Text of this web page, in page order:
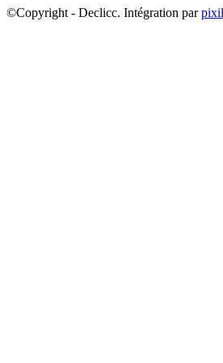
©Copyright - Declicc. Intégration par